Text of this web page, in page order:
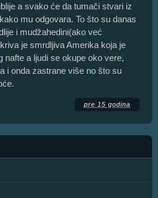
a svako će da tumači stvari iz
mu odgovara. To što su danas
i mudžahedini(ako već
je smrdljiva Amerika koja je
nafte a ljudi se okupe oko vere,
i onda zastrane više no što su
pre 15 godina